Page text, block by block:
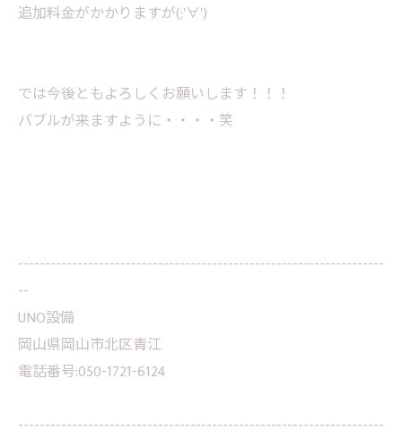
追加料金がかかりますが(;'∀')
では今後ともよろしくお願いします！！！
バブルが来ますように・・・・笑
--------------------------------------------------------------------
--
UNO設備
岡山県岡山市北区青江
電話番号:050-1721-6124
--------------------------------------------------------------------